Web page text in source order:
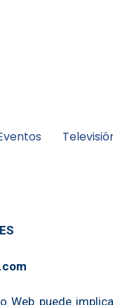
Web puede